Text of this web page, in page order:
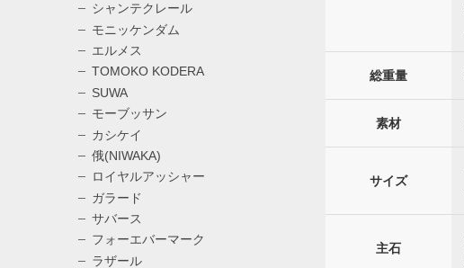
シャンテクレール
モニッケンダム
エルメス
TOMOKO KODERA
SUWA
モーブッサン
カシケイ
俄(NIWAKA)
ロイヤルアッシャー
ガラード
サバース
フォーエバーマーク
ラザール
総重量
素材
サイズ
主石